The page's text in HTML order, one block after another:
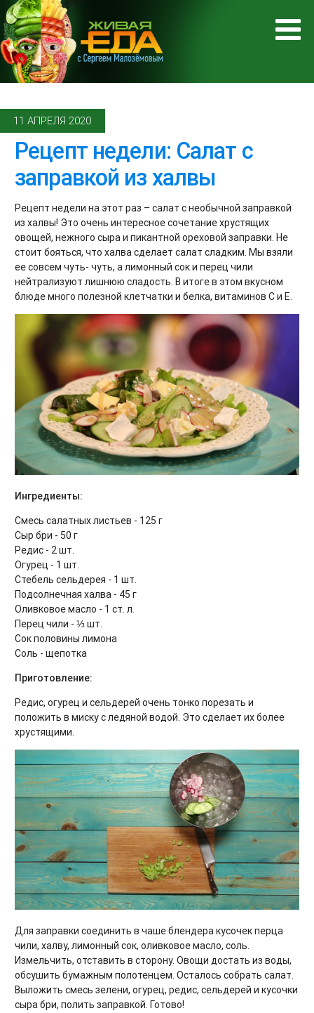
11 АПРЕЛЯ 2020
Рецепт недели: Салат с
заправкой из халвы
Рецепт недели на этот раз – салат с необычной заправкой
из халвы! Это очень интересное сочетание хрустящих
овощей, нежного сыра и пикантной ореховой заправки. Не
стоит бояться, что халва сделает салат сладким. Мы взяли
ее совсем чуть- чуть, а лимонный сок и перец чили
нейтрализуют лишнюю сладость. В итоге в этом вкусном
блюде много полезной клетчатки и белка, витаминов С и Е.
Ингредиенты:
Смесь салатных листьев - 125 г
Сыр бри - 50 г
Редис - 2 шт.
Огурец - 1 шт.
Стебель сельдерея - 1 шт.
Подсолнечная халва - 45 г
Оливковое масло - 1 ст. л.
Перец чили - ⅓ шт.
Сок половины лимона
Соль - щепотка
Приготовление:
Редис, огурец и сельдерей очень тонко порезать и
положить в миску с ледяной водой. Это сделает их более
хрустящими.
Для заправки соединить в чаше блендера кусочек перца
чили, халву, лимонный сок, оливковое масло, соль.
Измельчить, отставить в сторону. Овощи достать из воды,
обсушить бумажным полотенцем. Осталось собрать салат.
Выложить смесь зелени, огурец, редис, сельдерей и кусочки
сыра бри, полить заправкой. Готово!